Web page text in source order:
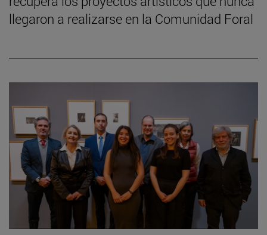
llegaron a realizarse en la Comunidad Foral